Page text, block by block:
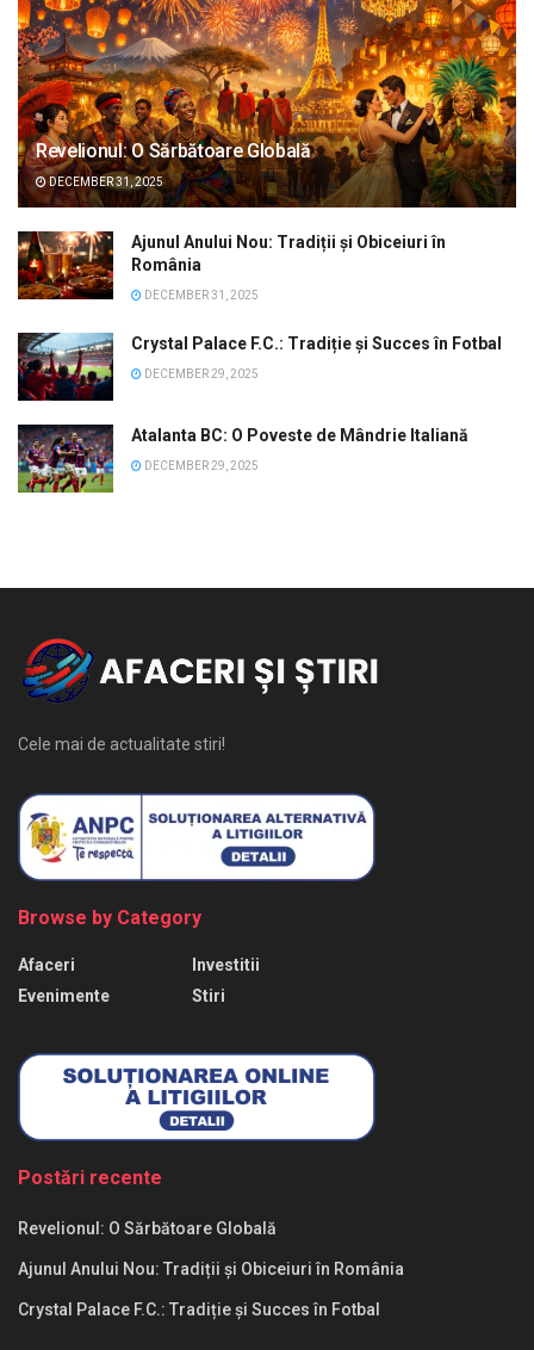
Revelionul: O Sărbătoare Globală
DECEMBER 31, 2025
Ajunul Anului Nou: Tradiții și Obiceiuri în
România
DECEMBER 31, 2025
Crystal Palace F.C.: Tradiție și Succes în Fotbal
DECEMBER 29, 2025
Atalanta BC: O Poveste de Mândrie Italiană
DECEMBER 29, 2025
Cele mai de actualitate stiri!
Browse by Category
Afaceri
Evenimente
Investitii
Stiri
Postări recente
Revelionul: O Sărbătoare Globală
Ajunul Anului Nou: Tradiții și Obiceiuri în România
Crystal Palace F.C.: Tradiție și Succes în Fotbal